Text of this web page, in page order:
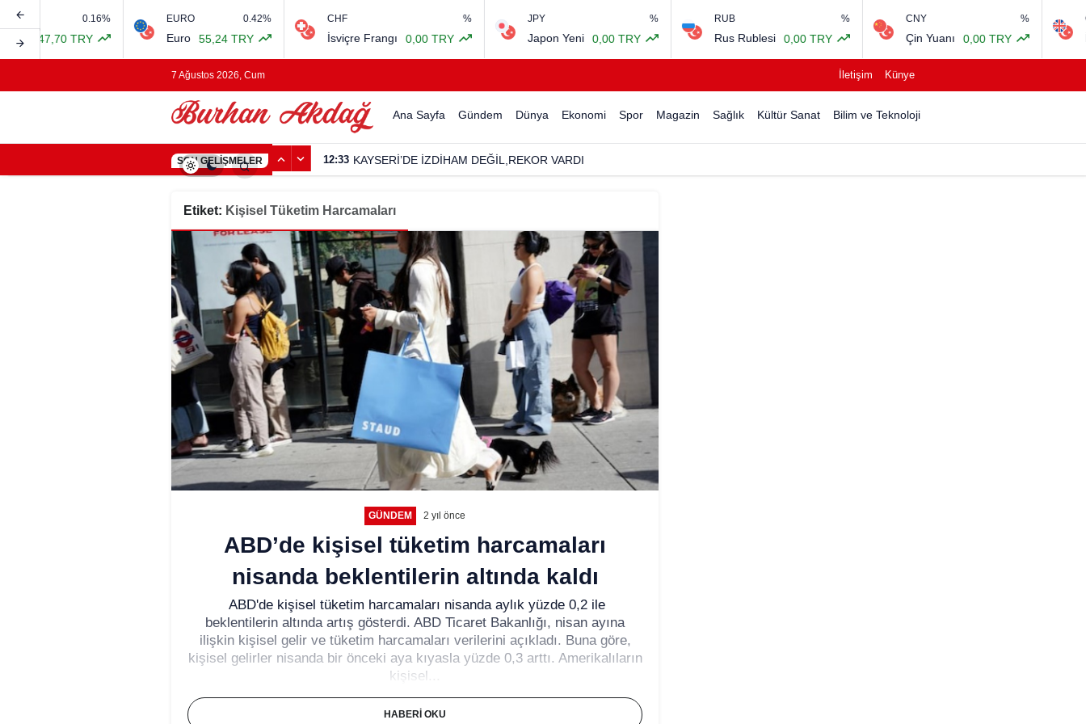
0.16%
47,70 TRY
EURO 0.42%
Euro 55,24 TRY
CHF
İsviçre Frangı 0,00 TRY Japon Yeni 0,00 TRY Rus Rublesi 0,00 TRY
CNY
Çin Yuanı 0,00 TRY
GBP
7 Ağustos 2026, Cum İletişim Künye
Ana Sayfa Gündem Dünya Ekonomi Spor Magazin Sağlık Kültür Sanat Bilim ve Teknoloji
SON GELIŞMELER 12:33 KAYSERİ’DE İZDİHAM DEĞİL,REKOR VARDI
Etiket: Kişisel Tüketim Harcamaları
GÜNDEM 2 yıl önce
ABD’de kişisel tüketim harcamaları
nisanda beklentilerin altında kaldı
ABD'de kişisel tüketim harcamaları nisanda aylık yüzde 0,2 ile
beklentilerin altında artış gösterdi. ABD Ticaret Bakanlığı, nisan ayına
ilişkin kişisel gelir ve tüketim harcamaları verilerini açıkladı. Buna göre,
kişisel gelirler nisanda bir önceki aya kıyasla yüzde 0,3 arttı. Amerikalıların
kişisel...
HABERI OKU